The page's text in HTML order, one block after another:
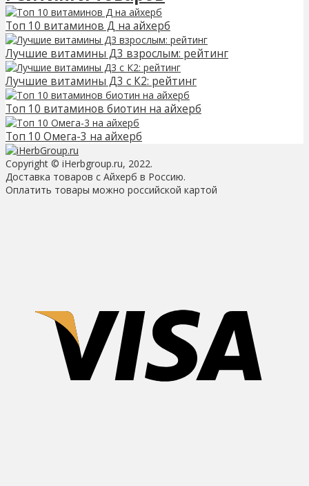
Топ 10 витаминов Д на айхерб
Лучшие витамины Д3 взрослым: рейтинг
Лучшие витамины Д3 с К2: рейтинг
Топ 10 витаминов биотин на айхерб
Топ 10 Омега-3 на айхерб
Copyright © iHerbgroup.ru, 2022.
Доставка товаров с Айхерб в Россию.
Оплатить товары можно российской картой